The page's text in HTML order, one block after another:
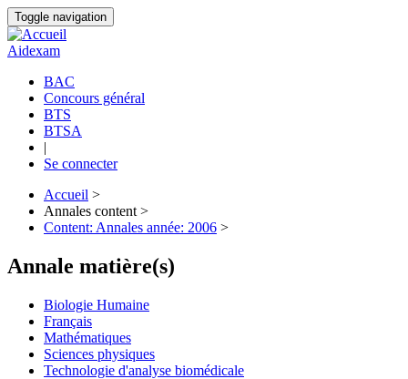
Aller
au
contenu
Toggle navigation
Aidexam
Navigation
principale
BAC
Concours général
BTS
BTSA
|
Se connecter
Fil
d'Ariane
Accueil >
Annales content >
Content: Annales année: 2006 >
Annale matière(s)
Biologie Humaine
Français
Mathématiques
Sciences physiques
Technologie d'analyse biomédicale